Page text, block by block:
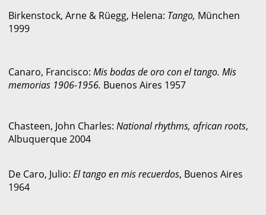
Birkenstock, Arne & Rüegg, Helena: Tango, München
1999
Canaro, Francisco:Mis bodas de oro con el tango. Mis
memorias 1906-1956. Buenos Aires 1957
Chasteen, John Charles:National rhythms, african roots,
Albuquerque 2004
De Caro, Julio:El tango en mis recuerdos, Buenos Aires
1964